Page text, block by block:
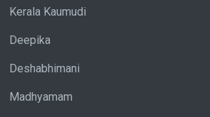
Kerala Kaumudi
Deepika
Deshabhimani
Madhyamam